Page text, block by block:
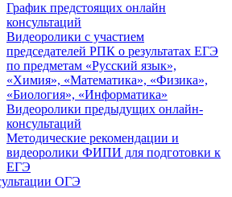
График предстоящих онлайн
консультаций
Видеоролики с участием
председателей РПК о результатах ЕГЭ
по предметам «Русский язык»,
«Химия», «Математика», «Физика»,
«Биология», «Информатика»
Видеоролики предыдущих онлайн-
консультаций
Методические рекомендации и
видеоролики ФИПИ для подготовки к
ЕГЭ
ОГЭ